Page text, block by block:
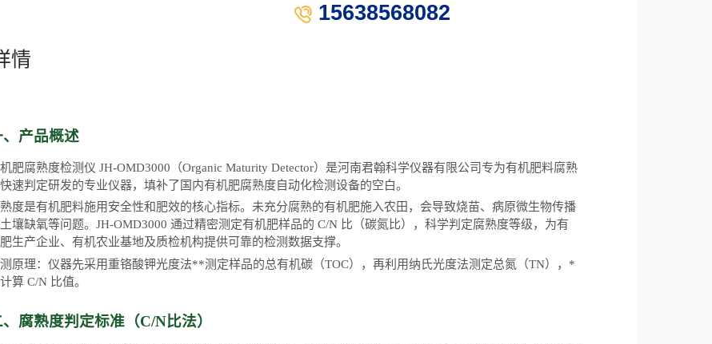
15638568082
情
、产品概述
肥腐熟度检测仪 JH-OMD3000（Organic Maturity Detector）是河南君翰科学仪器有限公司专为有机肥料腐熟
速判定研发的专业仪器，填补了国内有机肥腐熟度自动化检测设备的空白。
度是有机肥料施用安全性和肥效的核心指标。未充分腐熟的有机肥施入农田，会导致烧苗、病原微生物传播
壤缺氧等问题。 JH-OMD3000 通过精密测定有机肥样品的 C/N 比（碳氮比），科学判定腐熟度等级，为有
生产企业、有机农业基地及质检机构提供可靠的检测数据支撑。
原理：仪器先采用重铬酸钾光度法**测定样品的总有机碳（TOC），再利用纳氏光度法测定总氮（TN），*
算 C/N 比值。
、腐熟度判定标准（C/N比法）